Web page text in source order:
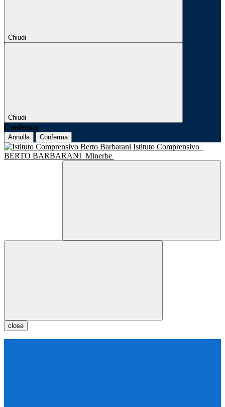
Chiudi
Chiudi
Conferma
Annulla Conferma
Istituto Comprensivo
BERTO BARBARANI Minerbe
close